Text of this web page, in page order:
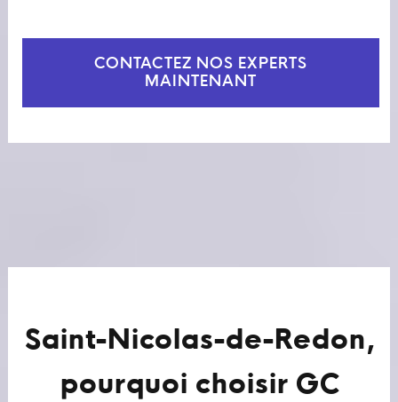
CONTACTEZ NOS EXPERTS
MAINTENANT
Saint-Nicolas-de-Redon,
pourquoi choisir GC